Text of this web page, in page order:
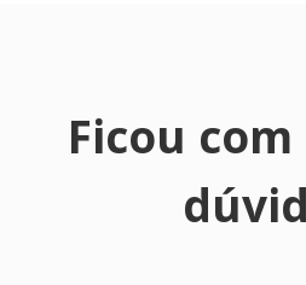
Ficou